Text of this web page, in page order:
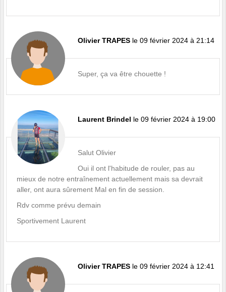
Olivier TRAPES le 09 février 2024 à 21:14
Super, ça va être chouette !
Laurent Brindel le 09 février 2024 à 19:00
Salut Olivier
Oui il ont l'habitude de rouler, pas au
mieux de notre entraînement actuellement mais sa devrait
aller, ont aura sûrement Mal en fin de session.
Rdv comme prévu demain
Sportivement Laurent
Olivier TRAPES le 09 février 2024 à 12:41